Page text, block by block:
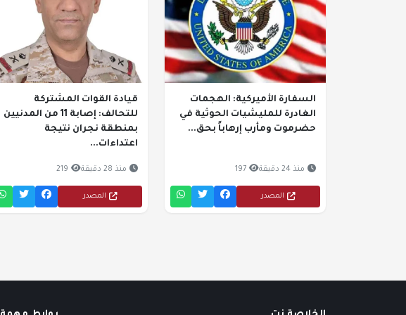
السفارة الأميركية: الهجمات
الغادرة للمليشيات الحوثية في
حضرموت ومأرب إرهاباً بحق...
منذ 24 دقيقة 197
المصدر
قيادة القوات المشتركة
للتحالف: إصابة 11 من المدنيين
بمنطقة نجران نتيجة
اعتداءات...
منذ 28 دقيقة 219
المصدر